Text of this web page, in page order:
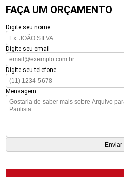
FAÇA UM ORÇAMENTO
Digite seu nome
Digite seu email
Digite seu telefone
Mensagem